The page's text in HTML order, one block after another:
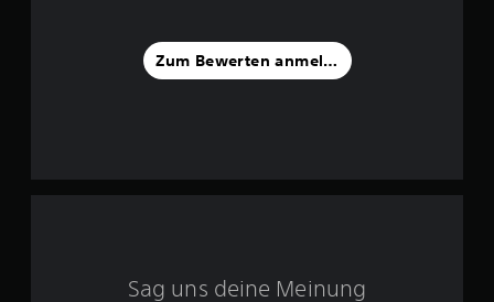
5
Zum Bewerten anmelden
Sag uns deine Meinung